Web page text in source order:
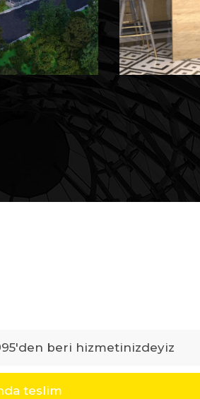
Devam
beri hizmetinizdeyiz
teslim